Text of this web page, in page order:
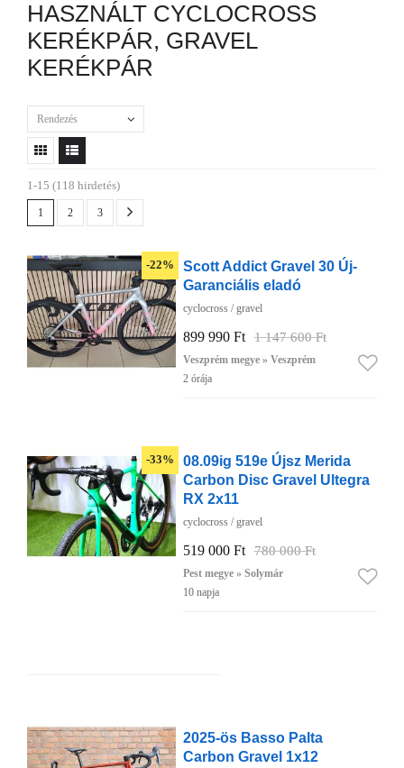
HASZNÁLT CYCLOCROSS
KERÉKPÁR, GRAVEL
KERÉKPÁR
Rendezés
1-15 (118 hirdetés)
1 2 3
-22%
Scott Addict Gravel 30 Új-
Garanciális eladó
cyclocross / gravel
899 990 Ft 1 147 600 Ft
Veszprém megye » Veszprém
2 órája
-33%
08.09ig 519e Újsz Merida
Carbon Disc Gravel Ultegra
RX 2x11
cyclocross / gravel
519 000 Ft 780 000 Ft
Pest megye » Solymár
10 napja
2025-ös Basso Palta
Carbon Gravel 1x12